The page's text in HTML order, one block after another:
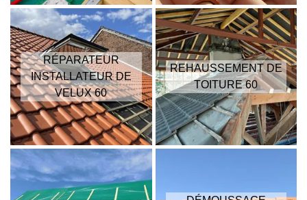
RÉPARATEUR
INSTALLATEUR DE
VELUX 60
REHAUSSEMENT DE
TOITURE 60